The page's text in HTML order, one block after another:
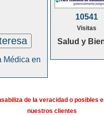
Médica en
10541
Visitas
Salud y
de la veracidad o posibles
nuestros clientes